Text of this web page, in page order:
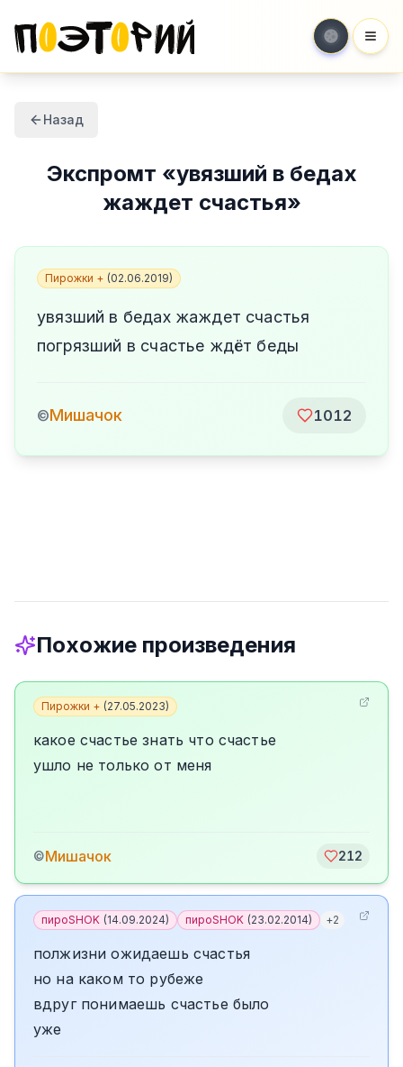
Назад
Экспромт «увязший в бедах
жаждет счастья»
Пирожки + (02.06.2019)
увязший в бедах жаждет счастья
погрязший в счастье ждёт беды
©Мишачок 1012
Похожие произведения
Пирожки + (27.05.2023)
какое счастье знать что счастье
ушло не только от меня
©Мишачок 212
пироSHOK (14.09.2024) пироSHOK (23.02.2014) +2
полжизни ожидаешь счастья
но на каком то рубеже
вдруг понимаешь счастье было
уже